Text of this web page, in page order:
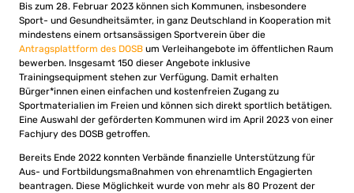
Bis zum 28. Februar 2023 können sich Kommunen, insbesondere
Sport- und Gesundheitsämter, in ganz Deutschland in Kooperation mit
mindestens einem ortsansässigen Sportverein über die
Antragsplattform des DOSB um Verleihangebote im öffentlichen Raum
bewerben. Insgesamt 150 dieser Angebote inklusive
Trainingsequipment stehen zur Verfügung. Damit erhalten
Bürger*innen einen einfachen und kostenfreien Zugang zu
Sportmaterialien im Freien und können sich direkt sportlich betätigen.
Eine Auswahl der geförderten Kommunen wird im April 2023 von einer
Fachjury des DOSB getroffen.
Bereits Ende 2022 konnten Verbände finanzielle Unterstützung für
Aus- und Fortbildungsmaßnahmen von ehrenamtlich Engagierten
beantragen. Diese Möglichkeit wurde von mehr als 80 Prozent der